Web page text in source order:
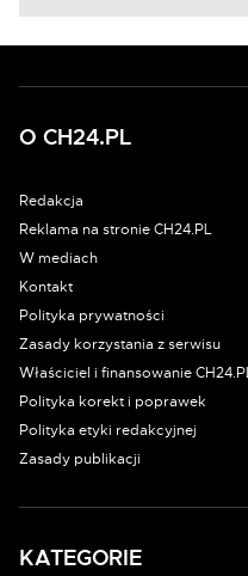
O CH24.PL
Redakcja
Reklama na stronie CH24.PL
W mediach
Kontakt
Polityka prywatności
Zasady korzystania z serwisu
Właściciel i finansowanie CH24.PL
Polityka korekt i poprawek
Polityka etyki redakcyjnej
Zasady publikacji
KATEGORIE